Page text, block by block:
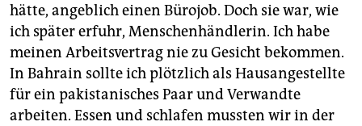
hätte, angeblich einen Bürojob. Doch sie war, wie
ich später erfuhr, Menschenhändlerin. Ich habe
meinen Arbeitsvertrag nie zu Gesicht bekommen.
In Bahrain sollte ich plötzlich als Hausangestellte
für ein pakistanisches Paar und Verwandte
arbeiten. Essen und schlafen mussten wir in der